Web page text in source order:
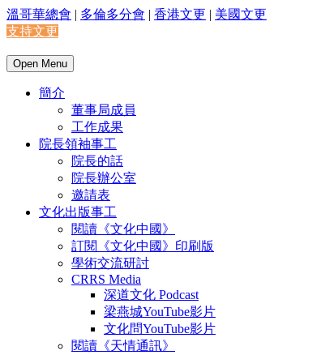
溫哥華總會 | 多倫多分會 | 香港文更 | 美國文更
支持文更
Open Menu
簡介
董事局成員
工作成果
院長領袖事工
院長的話
院長辦公室
邀請表
文化出版事工
閱讀《文化中國》
訂閱《文化中國》印刷版
學術交流研討
CRRS Media
深道文化 Podcast
梁燕城YouTube影片
文化問YouTube影片
閱讀《天情通訊》